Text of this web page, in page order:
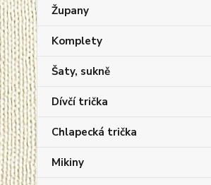
Župany
Komplety
Šaty, sukně
Dívčí trička
Chlapecká trička
Mikiny